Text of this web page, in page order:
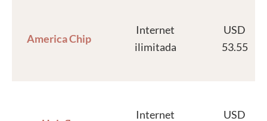
America Chip
Internet
ilimitada
USD
53.55
Internet
USD